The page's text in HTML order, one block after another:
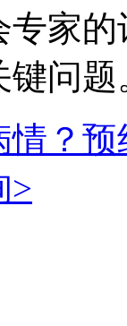
家
键问题
？
>